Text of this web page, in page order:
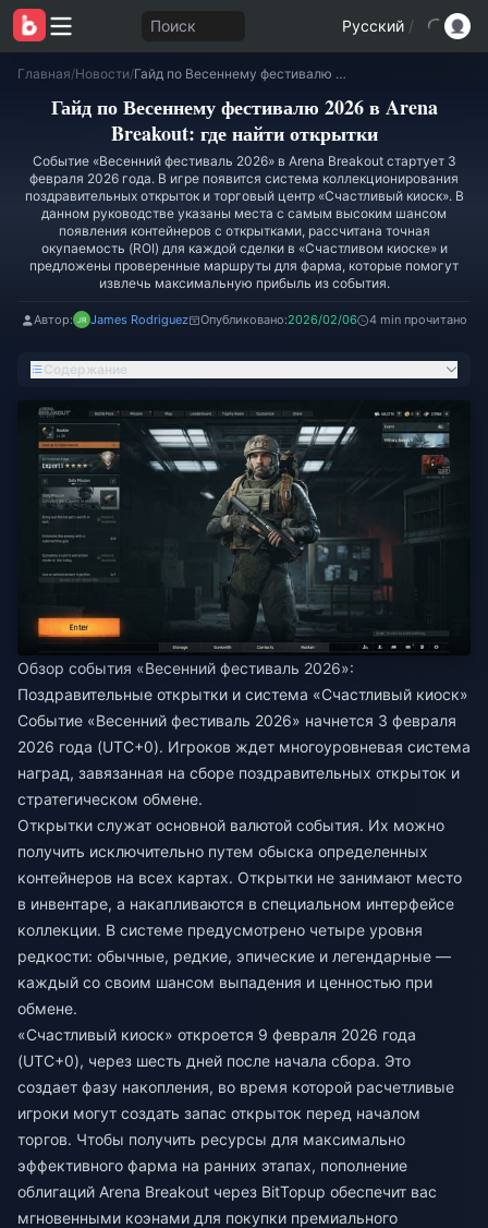
Поиск Русский /
Главная/Новости/ Гайд по Весеннему фестивалю 2026 в Arena Breakout: где найти открытки
Гайд по Весеннему фестивалю 2026 в Arena
Breakout: где найти открытки
Событие «Весенний фестиваль 2026» в Arena Breakout стартует 3
февраля 2026 года. В игре появится система коллекционирования
поздравительных открыток и торговый центр «Счастливый киоск». В
данном руководстве указаны места с самым высоким шансом
появления контейнеров с открытками, рассчитана точная
окупаемость (ROI) для каждой сделки в «Счастливом киоске» и
предложены проверенные маршруты для фарма, которые помогут
извлечь максимальную прибыль из события.
Автор: James Rodriguez Опубликовано:2026/02/06 4 min прочитано
Содержание
Обзор события «Весенний фестиваль 2026»:
Поздравительные открытки и система «Счастливый киоск»
Событие «Весенний фестиваль 2026» начнется 3 февраля
2026 года (UTC+0). Игроков ждет многоуровневая система
наград, завязанная на сборе поздравительных открыток и
стратегическом обмене.
Открытки служат основной валютой события. Их можно
получить исключительно путем обыска определенных
контейнеров на всех картах. Открытки не занимают место
в инвентаре, а накапливаются в специальном интерфейсе
коллекции. В системе предусмотрено четыре уровня
редкости: обычные, редкие, эпические и легендарные —
каждый со своим шансом выпадения и ценностью при
обмене.
«Счастливый киоск» откроется 9 февраля 2026 года
(UTC+0), через шесть дней после начала сбора. Это
создает фазу накопления, во время которой расчетливые
игроки могут создать запас открыток перед началом
торгов. Чтобы получить ресурсы для максимально
эффективного фарма на ранних этапах, пополнение
облигаций Arena Breakout через BitTopup обеспечит вас
мгновенными коэнами для покупки премиального